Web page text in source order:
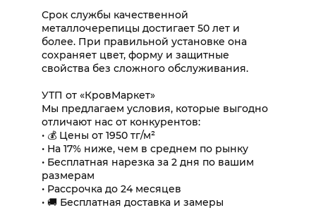
Срок службы качественной
металлочерепицы достигает 50 лет и
более. При правильной установке она
сохраняет цвет, форму и защитные
свойства без сложного обслуживания.
УТП от «КровМаркет»
Мы предлагаем условия, которые выгодно
отличают нас от конкурентов:
• 💰 Цены от 1950 тг/м²
• На 17% ниже, чем в среднем по рынку
• Бесплатная нарезка за 2 дня по вашим
размерам
• Рассрочка до 24 месяцев
• 🚚 Бесплатная доставка и замеры